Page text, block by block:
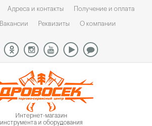
Адреса и контакты Получение и оплата
Вакансии Реквизиты О компании
Интернет-магазин
инструмента и оборудования